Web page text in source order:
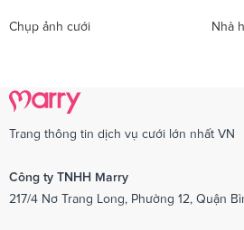
Chụp ảnh cưới Nhà
Trang thông tin dịch vụ cưới lớn nhất VN
Công ty TNHH Marry
217/4 Nơ Trang Long, Phường 12, Quận